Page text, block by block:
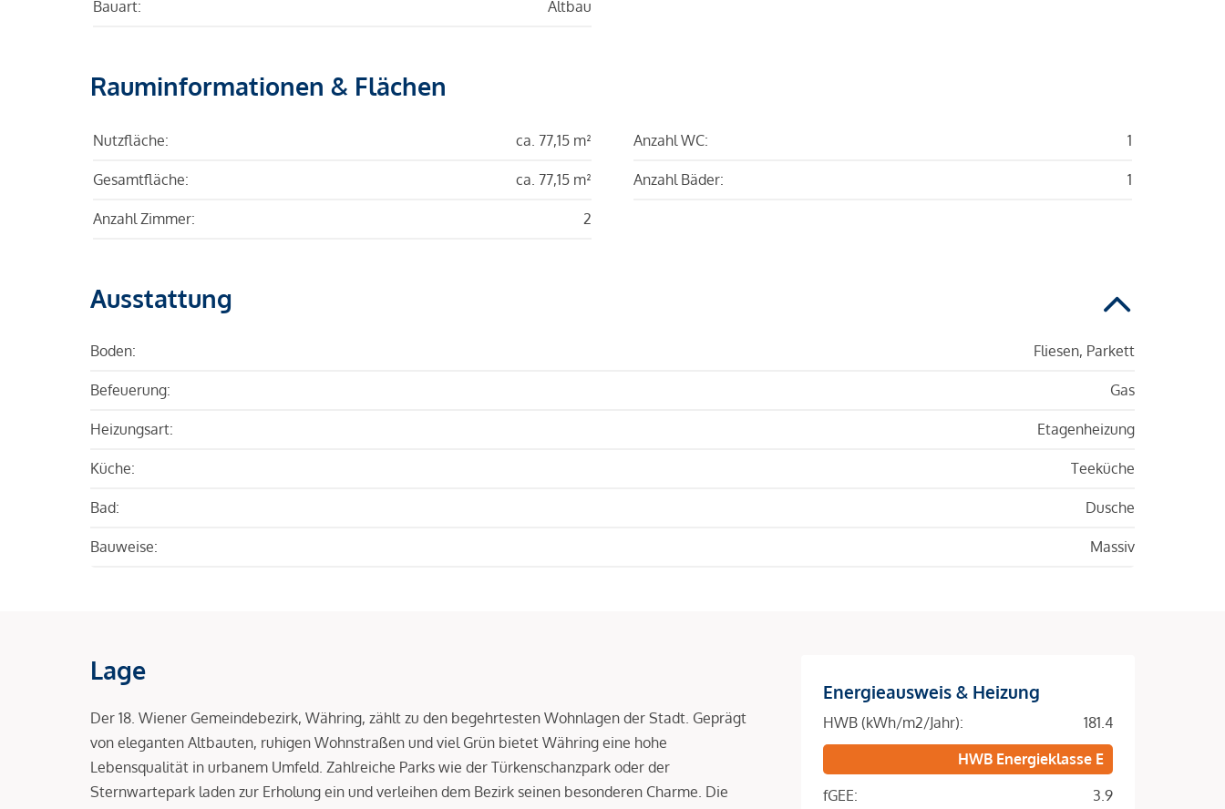
Bauart: Altbau
Rauminformationen & Flächen
Nutzfläche: ca. 77,15 m²
Gesamtfläche: ca. 77,15 m²
Anzahl Zimmer: 2
Anzahl WC: 1
Anzahl Bäder: 1
Ausstattung
Boden: Fliesen, Parkett
Befeuerung: Gas
Heizungsart: Etagenheizung
Küche: Teeküche
Bad: Dusche
Bauweise: Massiv
Lage
Der 18. Wiener Gemeindebezirk, Währing, zählt zu den begehrtesten Wohnlagen der Stadt. Geprägt
von eleganten Altbauten, ruhigen Wohnstraßen und viel Grün bietet Währing eine hohe
Lebensqualität in urbanem Umfeld. Zahlreiche Parks wie der Türkenschanzpark oder der
Sternwartepark laden zur Erholung ein und verleihen dem Bezirk seinen besonderen Charme. Die
Energieausweis & Heizung
HWB (kWh/m2/Jahr):
181.4
HWB Energieklasse E
fGEE:
3.9